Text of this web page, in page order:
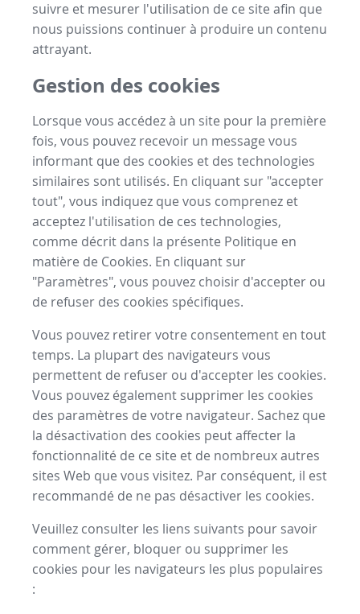
suivre et mesurer l'utilisation de ce site afin que
nous puissions continuer à produire un contenu
attrayant.
Gestion des cookies
Lorsque vous accédez à un site pour la première
fois, vous pouvez recevoir un message vous
informant que des cookies et des technologies
similaires sont utilisés. En cliquant sur "accepter
tout", vous indiquez que vous comprenez et
acceptez l'utilisation de ces technologies,
comme décrit dans la présente Politique en
matière de Cookies. En cliquant sur
"Paramètres", vous pouvez choisir d'accepter ou
de refuser des cookies spécifiques.
Vous pouvez retirer votre consentement en tout
temps. La plupart des navigateurs vous
permettent de refuser ou d'accepter les cookies.
Vous pouvez également supprimer les cookies
des paramètres de votre navigateur. Sachez que
la désactivation des cookies peut affecter la
fonctionnalité de ce site et de nombreux autres
sites Web que vous visitez. Par conséquent, il est
recommandé de ne pas désactiver les cookies.
Veuillez consulter les liens suivants pour savoir
comment gérer, bloquer ou supprimer les
cookies pour les navigateurs les plus populaires
: